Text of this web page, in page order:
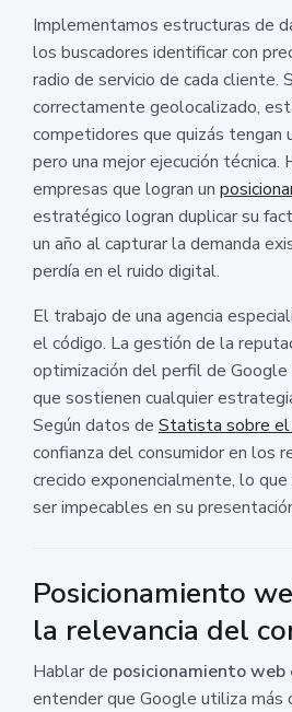
Implementamos estructuras de
los buscadores identificar con
radio de servicio de cada cliente.
correctamente geolocalizado,
competidores que quizás tengan
pero una mejor ejecución técnica.
empresas que logran un
estratégico logran duplicar su
un año al capturar la demanda
perdía en el ruido digital.
El trabajo de una agencia
el código. La gestión de la
optimización del perfil de Google
que sostienen cualquier
Según datos de Statista sobre el
confianza del consumidor en los
crecido exponencialmente, lo
ser impecables en su
Posicionamiento
la relevancia del
Hablar de posicionamiento web
entender que Google utiliza